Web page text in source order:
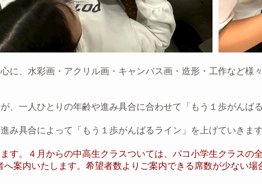
に、水彩画・アクリル画・キャンバス画・造形・工作など様
、一人ひとりの年齢や進み具合に合わせて「もう１歩がんば
み具合によって「もう１歩がんばるライン」を上げていきます
す。４月からの中高生クラスついては、パコ小学生クラスの
案内いたします。希望者数よりご案内できる席数が少ない